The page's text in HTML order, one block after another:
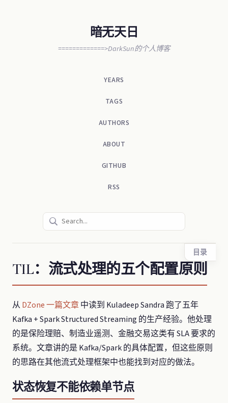
暗无天日
=============>DarkSun的个人博客
YEARS
TAGS
AUTHORS
ABOUT
GITHUB
RSS
TIL：流式处理的五个配置原则
目录
从DZone 一篇文章中读到 Kuladeep Sandra 跑了五年
Kafka + Spark Structured Streaming 的生产经验。他处理
的是保险理赔、制造业遥测、金融交易这类有 SLA 要求的
系统。文章讲的是 Kafka/Spark 的具体配置，但这些原则
的思路在其他流式处理框架中也能找到对应的做法。
状态恢复不能依赖单节点